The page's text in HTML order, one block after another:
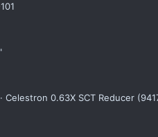
Celestron 0.63X SCT Reducer